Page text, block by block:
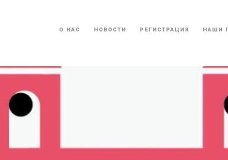
О НАС НОВОСТИ РЕГИСТРАЦИЯ НАШИ